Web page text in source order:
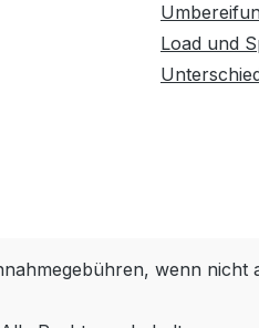
Load und
wenn nicht